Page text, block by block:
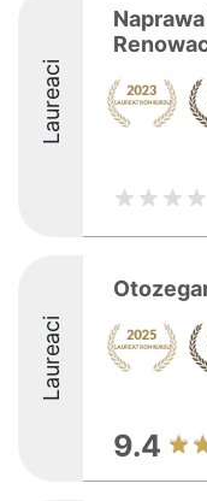
Laureaci
Laureaci
9.4